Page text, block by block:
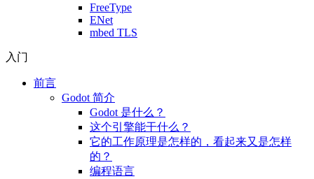
FreeType
ENet
mbed TLS
入门
前言
Godot 简介
Godot 是什么？
这个引擎能干什么？
它的工作原理是怎样的，看起来又是怎样
的？
编程语言